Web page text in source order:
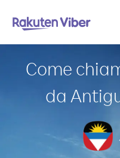
Come
da